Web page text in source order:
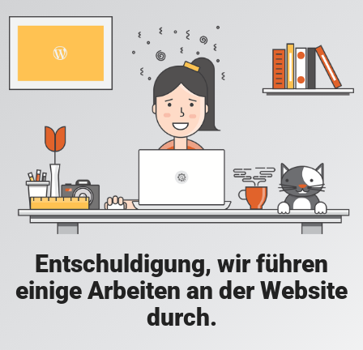
Entschuldigung, wir führen
einige Arbeiten an der Website
durch.